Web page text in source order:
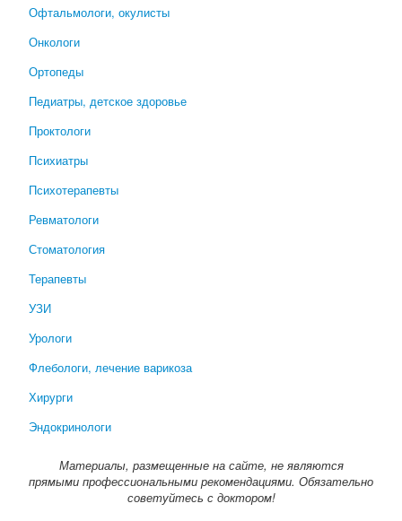
Офтальмологи, окулисты
Онкологи
Ортопеды
Педиатры, детское здоровье
Проктологи
Психиатры
Психотерапевты
Ревматологи
Стоматология
Терапевты
УЗИ
Урологи
Флебологи, лечение варикоза
Хирурги
Эндокринологи
Материалы, размещенные на сайте, не являются
прямыми профессиональными рекомендациями. Обязательно
советуйтесь с доктором!